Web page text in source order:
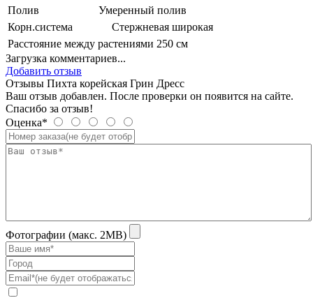
Полив
Умеренный полив
Корн.система
Стержневая широкая
Расстояние между растениями 250 см
Загрузка комментариев...
Добавить отзыв
Отзывы Пихта корейская Грин Дресс
Ваш отзыв добавлен. После проверки он появится на сайте.
Спасибо за отзыв!
Оценка*
Фотографии (макс. 2MB)